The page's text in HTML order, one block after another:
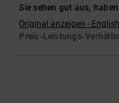
Sie sehen gut aus,
Original anzeigen - English
Preis-Leistungs-